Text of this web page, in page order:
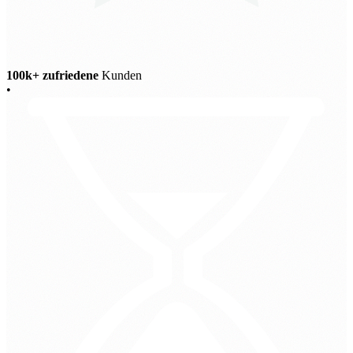
100k+ zufriedene Kunden
•